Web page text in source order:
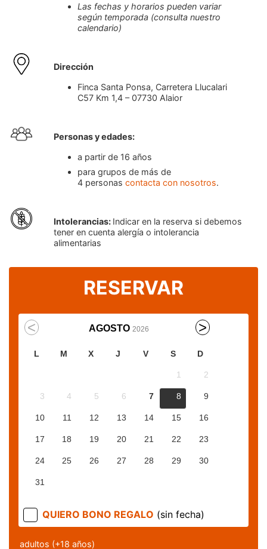
Las fechas y horarios pueden variar
según temporada (consulta nuestro
calendario)
Dirección
Finca Santa Ponsa, Carretera Llucalari
C57 Km 1,4 – 07730 Alaior
Personas y edades:
a partir de 16 años
para grupos de más de
4 personascontacta con nosotros.
Intolerancias: Indicar en la reserva si debemos
tener en cuenta alergía o intolerancia
alimentarias
RESERVAR
AGOSTO 2026
L M X J V S D
1 2
3 4 5 6 7 8 9
10 11 12 13 14 15 16
17 18 19 20 21 22 23
24 25 26 27 28 29 30
31
QUIERO BONO REGALO (sin fecha)
adultos (+18 años)